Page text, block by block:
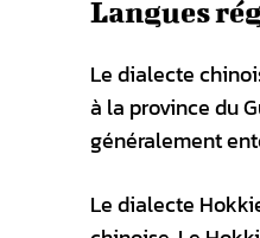
Langues
Le dialecte
à la province du
généralement
Le dialecte